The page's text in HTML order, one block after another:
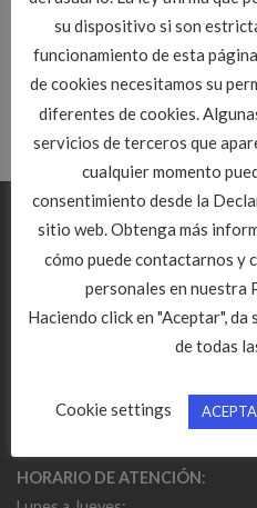
ley de contratos públicos.
C/ De la Morena, 21 Bajo
47009 Valladolid
Teléfono: 983 351853
HORARIO DE ATENCIÓN:
su dispositivo si son
funcionamiento de esta
de cookies necesitamos su
diferentes de cookies.
servicios de terceros que
cualquier momento
consentimiento desde la
sitio web. Obtenga más
cómo puede contactarnos y
personales en nuestra
Haciendo click en "Aceptar",
de todas
Cookie settings